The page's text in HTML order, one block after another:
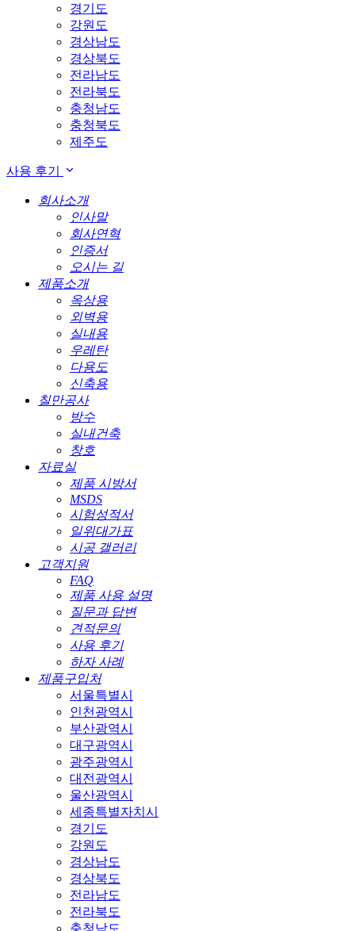
경기도
강원도
경상남도
경상북도
전라남도
전라북도
충청남도
충청북도
제주도
사용 후기
회사소개
인사말
회사연혁
인증서
오시는 길
제품소개
옥상용
외벽용
실내용
우레탄
다용도
신축용
칠만공사
방수
실내건축
창호
자료실
제품 시방서
MSDS
시험성적서
일위대가표
시공 갤러리
고객지원
FAQ
제품 사용 설명
질문과 답변
견적문의
사용 후기
하자 사례
제품구입처
서울특별시
인천광역시
부산광역시
대구광역시
광주광역시
대전광역시
울산광역시
세종특별자치시
경기도
강원도
경상남도
경상북도
전라남도
전라북도